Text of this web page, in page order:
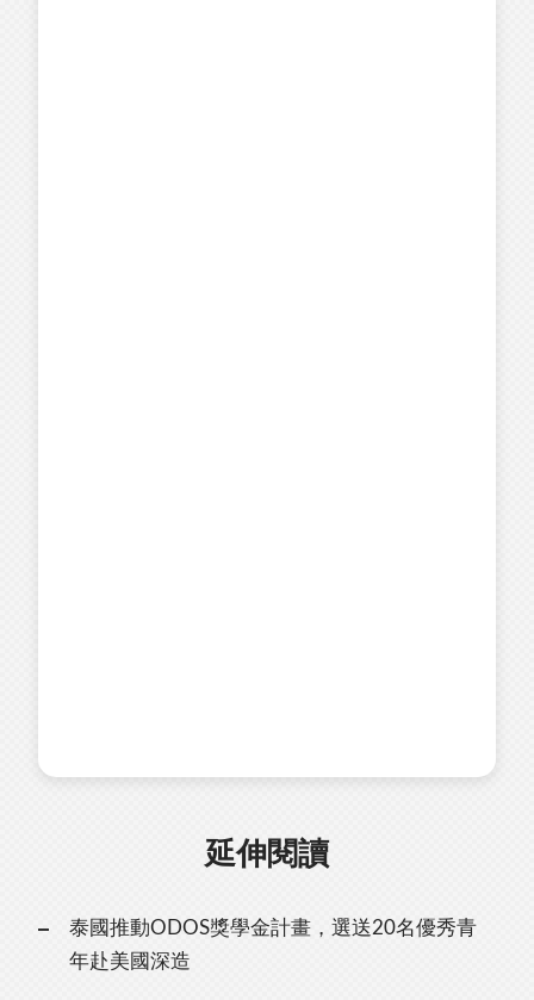
延伸閱讀
泰國推動ODOS獎學金計畫，選送20名優秀青
年赴美國深造